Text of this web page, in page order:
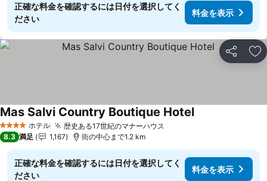
正確な料金を確認するには日付を選択してく
ださい
料金を表示
シェア お
4 ホテルのランク
ホテル 歴史ある17世紀のマナーハウス
Mas Salvi Country Boutique Hotel
8.3 満足 1,167 街の中心まで1.2 km
正確な料金を確認するには日付を選択してく
ださい
料金を表示